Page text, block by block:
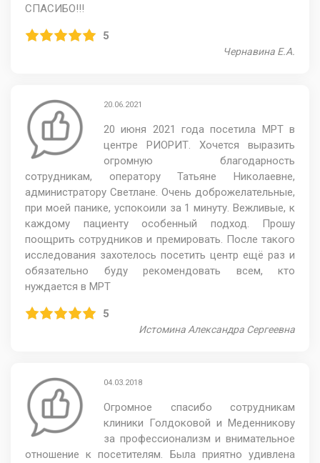
СПАСИБО!!!
5
Чернавина Е.А.
20.06.2021
20 июня 2021 года посетила МРТ в
центре РИОРИТ. Хочется выразить
огромную благодарность
сотрудникам, оператору Татьяне Николаевне,
администратору Светлане. Очень доброжелательные,
при моей панике, успокоили за 1 минуту. Вежливые, к
каждому пациенту особенный подход. Прошу
поощрить сотрудников и премировать. После такого
исследования захотелось посетить центр ещё раз и
обязательно буду рекомендовать всем, кто
нуждается в МРТ
5
Истомина Александра Сергеевна
04.03.2018
Огромное спасибо сотрудникам
клиники Голдоковой и Меденникову
за профессионализм и внимательное
отношение к посетителям. Была приятно удивлена